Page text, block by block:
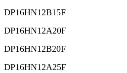
DP16HN12B15F
DP16HN12A20F
DP16HN12B20F
DP16HN12A25F